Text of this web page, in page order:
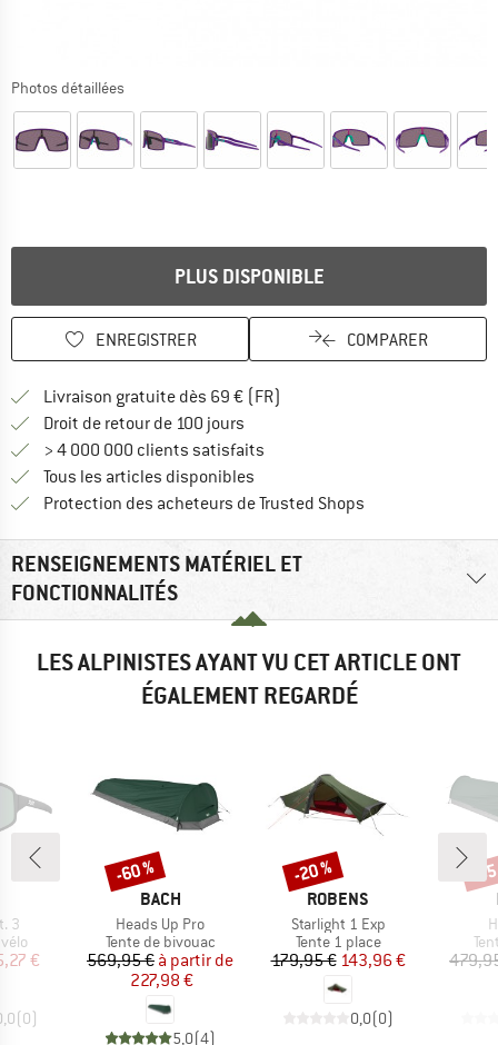
Photos détaillées
PLUS DISPONIBLE
ENREGISTRER COMPARER
Livraison gratuite dès 69 € (FR)
Droit de retour de 100 jours
> 4 000 000 clients satisfaits
Tous les articles disponibles
Protection des acheteurs de Trusted Shops
RENSEIGNEMENTS MATÉRIEL ET
FONCTIONNALITÉS
LES ALPINISTES AYANT VU CET ARTICLE ONT
ÉGALEMENT REGARDÉ
3
réduit
€
(0)
MARQUE
BACH
Article
Heads Up Pro
Product group
Tente de bivouac
Prix
569,95 € Prix réduit
à partir de
227,98 €
5,0(4)
Remise
-60 %
MARQUE
ROBENS
Article
Starlight 1 Exp
Product group
Tente 1 place
Prix
179,95 €Prix réduit
143,96 €
0,0(0)
Remise
-20 % -